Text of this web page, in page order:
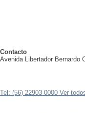
Contacto
Avenida Libertador Bernardo
Tel: (56) 22903 0000 Ver